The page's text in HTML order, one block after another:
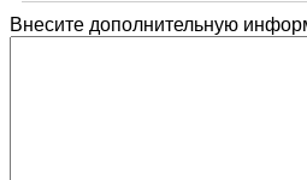
Внесите дополнительную